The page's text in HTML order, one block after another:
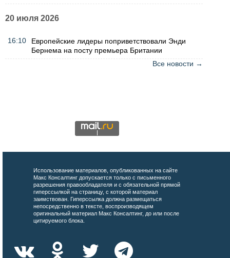
20 июля 2026
16:10
Европейские лидеры поприветствовали Энди
Бернема на посту премьера Британии
Все новости →
Использование материалов, опубликованных на сайте
Макс Консалтинг допускается только с письменного
разрешения правообладателя и с обязательной прямой
гиперссылкой на страницу, с которой материал
заимствован. Гиперссылка должна размещаться
непосредственно в тексте, воспроизводящем
оригинальный материал Макс Консалтинг, до или после
цитируемого блока.